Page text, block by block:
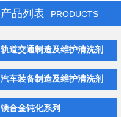
产品列表 PRODUCTS
轨道交通制造及维护清洗剂
汽车装备制造及维护清洗剂
镁合金钝化系列